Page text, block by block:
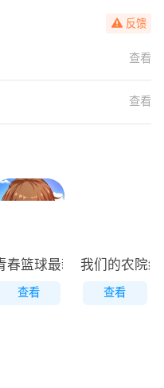
反馈
查看
查看
春篮球最新版
查看
我们的农院
查看